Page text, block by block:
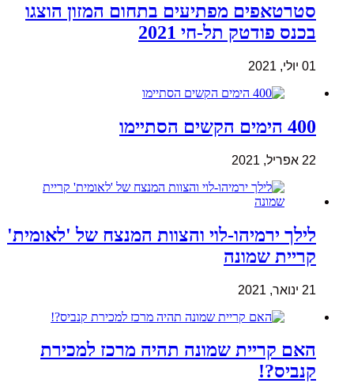
סטרטאפים מפתיעים בתחום המזון הוצגו
בכנס פודטק תל-חי 2021
01 יולי, 2021
400 הימים הקשים הסתיימו
22 אפריל, 2021
לילך ירמיהו-לוי והצוות המנצח של 'לאומית'
קריית שמונה
21 ינואר, 2021
האם קריית שמונה תהיה מרכז למכירת
קנביס?!